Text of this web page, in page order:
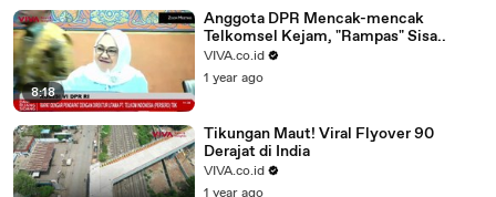
8:18
Anggota DPR Mencak-mencak
Telkomsel Kejam, "Rampas" Sisa..
VIVA.co.id
1 year ago
Tikungan Maut! Viral Flyover 90
Derajat di India
VIVA.co.id